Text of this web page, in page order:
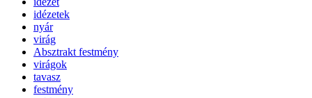
idézetek
nyár
virág
Absztrakt festmény
virágok
tavasz
festmény